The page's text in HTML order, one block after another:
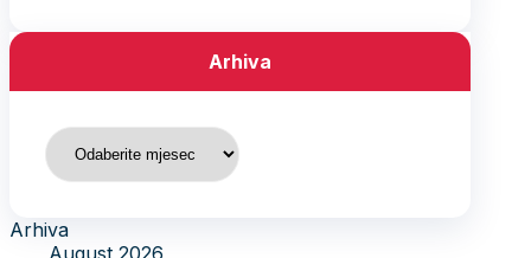
Arhiva
Arhiva
Arhiva